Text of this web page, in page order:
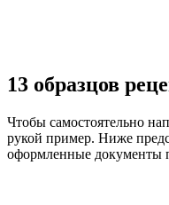
13 образцов
Чтобы самостоятельно
рукой пример. Ниже
оформленные документы